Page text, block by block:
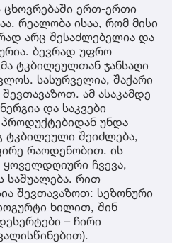
ცხოვრებაში ერთ-ერთი
რეალობა ისაა, რომ მისი
არც შესაძლებელია და
ბევრად უფრო
ტკბილეულთან ჯანსაღი
სასურველია, შაქარი
ამ ასაკამდე
და საკვები
პროდუქტებიდან უნდა
ტკბილეული შეიძლება,
რაოდენობით. ის
ჩვევა,
საშუალება. რით
შევთავაზოთ: სეზონური
ხილით, შინ
– ჩირი